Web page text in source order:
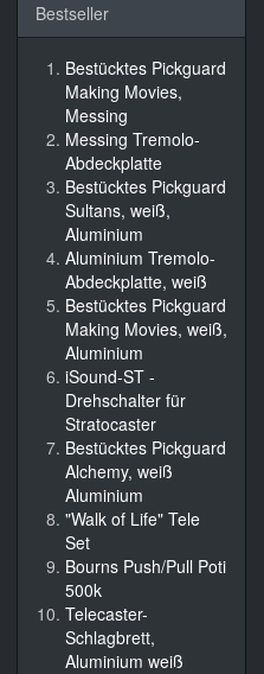
Bestseller
Bestücktes Pickguard
Making Movies,
Messing
Messing Tremolo-
Abdeckplatte
Bestücktes Pickguard
Sultans, weiß,
Aluminium
Aluminium Tremolo-
Abdeckplatte, weiß
Bestücktes Pickguard
Making Movies, weiß,
Aluminium
iSound-ST -
Drehschalter für
Stratocaster
Bestücktes Pickguard
Alchemy, weiß
Aluminium
"Walk of Life" Tele
Set
Bourns Push/Pull Poti
500k
Telecaster-
Schlagbrett,
Aluminium weiß